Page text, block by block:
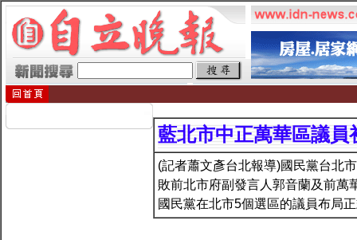
藍北市中正萬華區議
(記者蕭文彥台北報導)國民黨台北
敗前北市府副發言人郭音蘭及前萬
國民黨在北市5個選區的議員布局